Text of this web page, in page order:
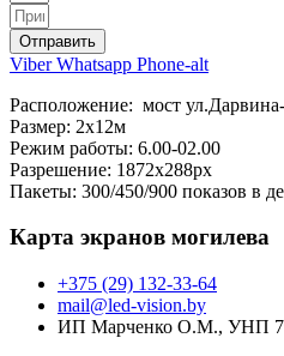
Отправить
Viber Whatsapp Phone-alt
Расположение: мост
Размер: 2х12м
Режим работы: 6.00-02.00
Разрешение: 1872х288px
Пакеты: 300/450/900 показов в
Карта экранов могилева
+375 (29) 132-33-64
mail@led-vision.by
ИП Марченко О.М., УНП